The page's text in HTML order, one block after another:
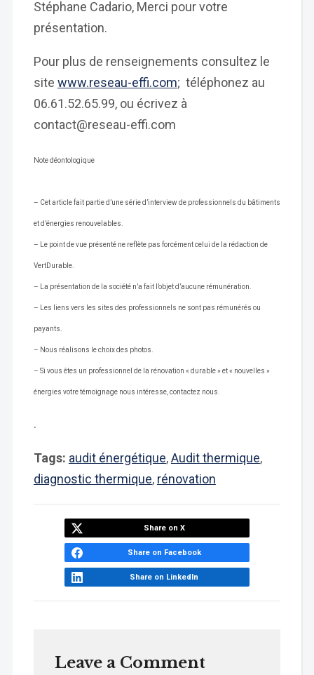
Stéphane Cadario, Merci pour votre
présentation.
Pour plus de renseignements consultez le
site www.reseau-effi.com; téléphonez au
06.61.52.65.99, ou écrivez à
contact@reseau-effi.com
Note déontologique
– Cet article fait partie d’une série d’interview de professionnels du bâtiments
et d’énergies renouvelables.
– Le point de vue présenté ne reflète pas forcément celui de la rédaction de
VertDurable.
– La présentation de la société n’a fait l’objet d’aucune rémunération.
– Les liens vers les sites des professionnels ne sont pas rémunérés ou
payants.
– Nous réalisons le choix des photos.
– Si vous êtes un professionnel de la rénovation « durable » et « nouvelles »
énergies votre témoignage nous intéresse, contactez nous.
.
Tags: audit énergétique,Audit thermique,
diagnostic thermique, rénovation
Share on X
Share on Facebook
Share on LinkedIn
Leave a Comment